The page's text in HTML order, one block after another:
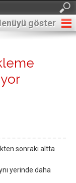
göster
sonraki altta
yerinde.daha